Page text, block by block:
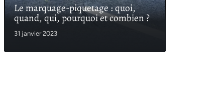
Le marquage-piquetage : quoi,
quand, qui, pourquoi et combien ?
31 janvier 2023